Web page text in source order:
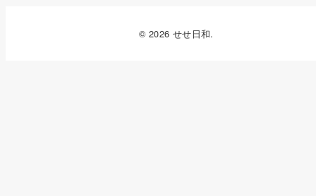
© 2026 せせ日和.